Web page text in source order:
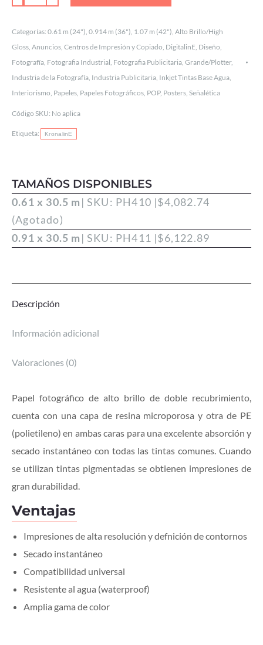
FOTOGRÁFICO
HIGH
GLOSS
cantidad
Categorías: 0.61 m (24"), 0.914 m (36"), 1.07 m (42"), Alto Brillo/High
Gloss, Anuncios, Centros de Impresión y Copiado, DigitalinE, Diseño,
Fotografía, Fotografia Industrial, Fotografia Publicitaria, Grande/Plotter,
Industria de la Fotografía, Industria Publicitaria, Inkjet Tintas Base Agua,
Interiorismo, Papeles, Papeles Fotográficos, POP, Posters, Señalética
Código SKU: No aplica
Etiqueta: KronalinE
TAMAÑOS DISPONIBLES
0.61 x 30.5 m | SKU: PH410 |$4,082.74
(Agotado)
0.91 x 30.5 m | SKU: PH411 |$6,122.89
Descripción
Información adicional
Valoraciones (0)
Papel fotográfico de alto brillo de doble recubrimiento,
cuenta con una capa de resina microporosa y otra de PE
(polietileno) en ambas caras para una excelente absorción y
secado instantáneo con todas las tintas comunes. Cuando
se utilizan tintas pigmentadas se obtienen impresiones de
gran durabilidad.
Ventajas
Impresiones de alta resolución y defnición de contornos
Secado instantáneo
Compatibilidad universal
Resistente al agua (waterproof)
Amplia gama de color